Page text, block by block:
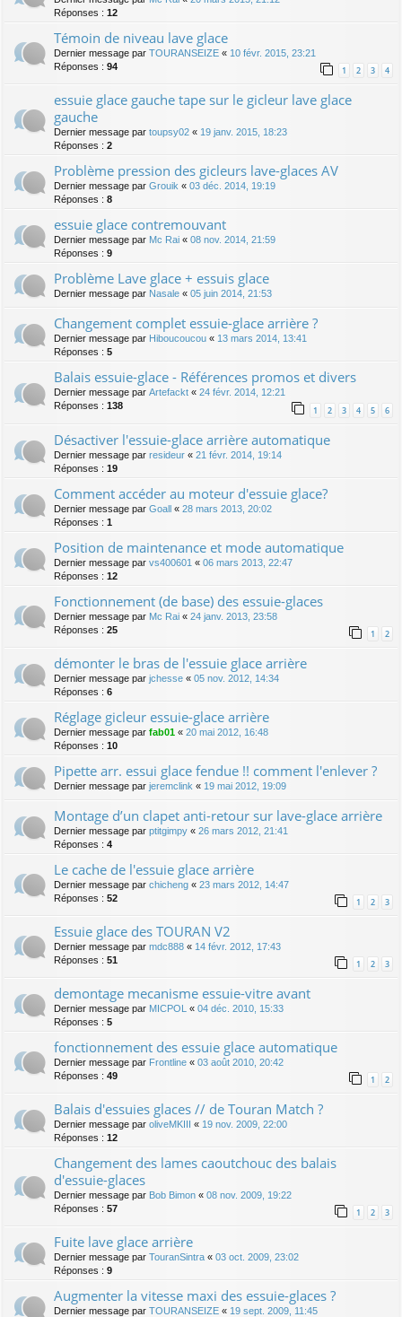
Réponses : 12
Témoin de niveau lave glace
Dernier message par TOURANSEIZE « 10 févr. 2015, 23:21
Réponses : 94 1 2 3 4
essuie glace gauche tape sur le gicleur lave glace
gauche
Dernier message par toupsy02 « 19 janv. 2015, 18:23
Réponses : 2
Problème pression des gicleurs lave-glaces AV
Dernier message par Grouik « 03 déc. 2014, 19:19
Réponses : 8
essuie glace contremouvant
Dernier message par Mc Rai « 08 nov. 2014, 21:59
Réponses : 9
Problème Lave glace + essuis glace
Dernier message par Nasale « 05 juin 2014, 21:53
Changement complet essuie-glace arrière ?
Dernier message par Hiboucoucou « 13 mars 2014, 13:41
Réponses : 5
Balais essuie-glace - Références promos et divers
Dernier message par Artefackt « 24 févr. 2014, 12:21
Réponses : 138 1 2 3 4 5 6
Désactiver l'essuie-glace arrière automatique
Dernier message par resideur « 21 févr. 2014, 19:14
Réponses : 19
Comment accéder au moteur d'essuie glace?
Dernier message par Goall « 28 mars 2013, 20:02
Réponses : 1
Position de maintenance et mode automatique
Dernier message par vs400601 « 06 mars 2013, 22:47
Réponses : 12
Fonctionnement (de base) des essuie-glaces
Dernier message par Mc Rai « 24 janv. 2013, 23:58
Réponses : 25 1 2
démonter le bras de l'essuie glace arrière
Dernier message par jchesse « 05 nov. 2012, 14:34
Réponses : 6
Réglage gicleur essuie-glace arrière
Dernier message par fab01 « 20 mai 2012, 16:48
Réponses : 10
Pipette arr. essui glace fendue !! comment l'enlever ?
Dernier message par jeremclink « 19 mai 2012, 19:09
Montage d’un clapet anti-retour sur lave-glace arrière
Dernier message par ptitgimpy « 26 mars 2012, 21:41
Réponses : 4
Le cache de l'essuie glace arrière
Dernier message par chicheng « 23 mars 2012, 14:47
Réponses : 52 1 2 3
Essuie glace des TOURAN V2
Dernier message par mdc888 « 14 févr. 2012, 17:43
Réponses : 51 1 2 3
demontage mecanisme essuie-vitre avant
Dernier message par MICPOL « 04 déc. 2010, 15:33
Réponses : 5
fonctionnement des essuie glace automatique
Dernier message par Frontline « 03 août 2010, 20:42
Réponses : 49 1 2
Balais d'essuies glaces // de Touran Match ?
Dernier message par oliveMKIII « 19 nov. 2009, 22:00
Réponses : 12
Changement des lames caoutchouc des balais
d'essuie-glaces
Dernier message par Bob Bimon « 08 nov. 2009, 19:22
Réponses : 57 1 2 3
Fuite lave glace arrière
Dernier message par TouranSintra « 03 oct. 2009, 23:02
Réponses : 9
Augmenter la vitesse maxi des essuie-glaces ?
Dernier message par TOURANSEIZE « 19 sept. 2009, 11:45